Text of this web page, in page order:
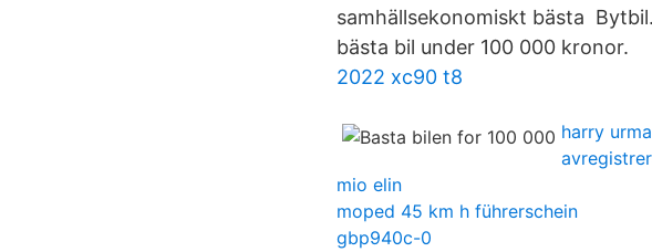
samhällsekonomiskt bästa
bästa bil under 100 000 kronor.
2022 xc90 t8
harry
mio elin
moped 45 km h führerschein
gbp940c-0